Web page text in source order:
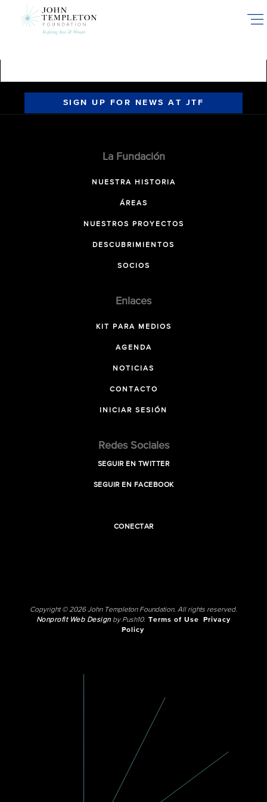
SIGN UP FOR NEWS AT JTF
La Fundación
NUESTRA HISTORIA
ÁREAS
NUESTROS PROYECTOS
DESCUBRIMIENTOS
SOCIOS
Enlaces
KIT PARA MEDIOS
AGENDA
NOTICIAS
CONTACTO
INICIAR SESIÓN
Redes Sociales
SEGUIR EN TWITTER
SEGUIR EN FACEBOOK
CONECTAR
Copyright © 2026 John Templeton Foundation. All rights reserved.
Nonprofit Web Designby Push10. Terms of Use
Privacy
Policy